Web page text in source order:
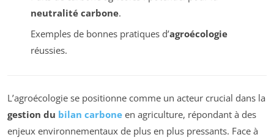
neutralité carbone.
Exemples de bonnes pratiques d’agroécologie
réussies.
L’agroécologie se positionne comme un acteur crucial dans la
gestion du bilan carbone en agriculture, répondant à des
enjeux environnementaux de plus en plus pressants. Face à